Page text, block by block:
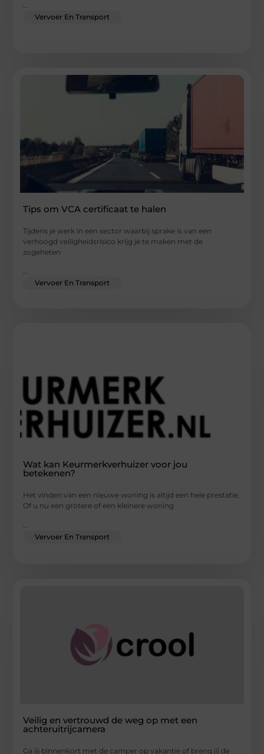
...
Vervoer En Transport
Tips om VCA certificaat te halen
Tijdens je werk in een sector waarbij sprake is van een
verhoogd veiligheidsrisico krijg je te maken met de
zogeheten
...
Vervoer En Transport
Wat kan Keurmerkverhuizer voor jou
betekenen?
Het vinden van een nieuwe woning is altijd een hele prestatie.
Of u nu een grotere of een kleinere woning
Vervoer En Transport
Veilig en vertrouwd de weg op met een
achteruitrijcamera
Ga jij binnenkort met de camper op vakantie of breng jij de